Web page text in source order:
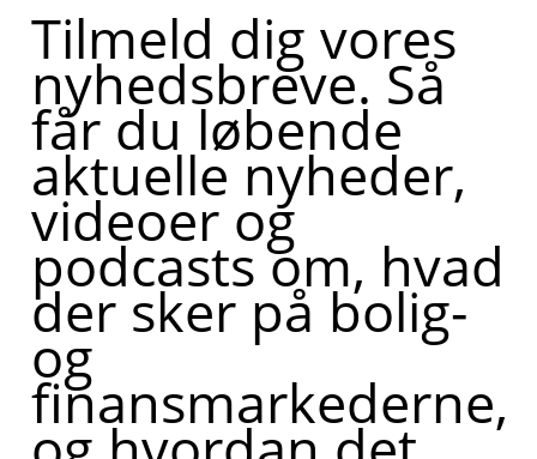
Tilmeld dig vores
nyhedsbreve. Så
får du løbende
aktuelle nyheder,
videoer og
podcasts om, hvad
der sker på bolig-
og
finansmarkederne,